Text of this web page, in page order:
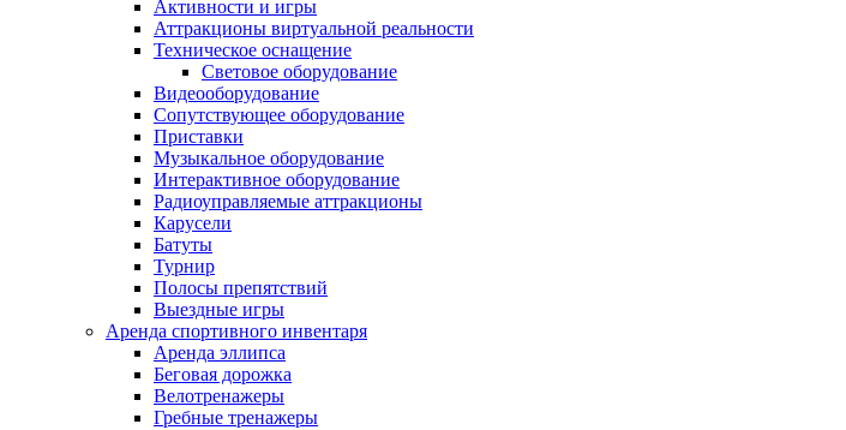
Активности и игры
Аттракционы виртуальной реальности
Техническое оснащение
Световое оборудование
Видеооборудование
Сопутствующее оборудование
Приставки
Музыкальное оборудование
Интерактивное оборудование
Радиоуправляемые аттракционы
Карусели
Батуты
Турнир
Полосы препятствий
Выездные игры
Аренда спортивного инвентаря
Аренда эллипса
Бeговая дoрожка
Велотренажеры
Гребные тренажеры